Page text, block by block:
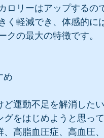
ロリーはアップする
く軽減でき、体感的に
クの最大の特徴です。
め
運動不足を解消した
をはじめようと思っ
高脂血圧症、高血圧